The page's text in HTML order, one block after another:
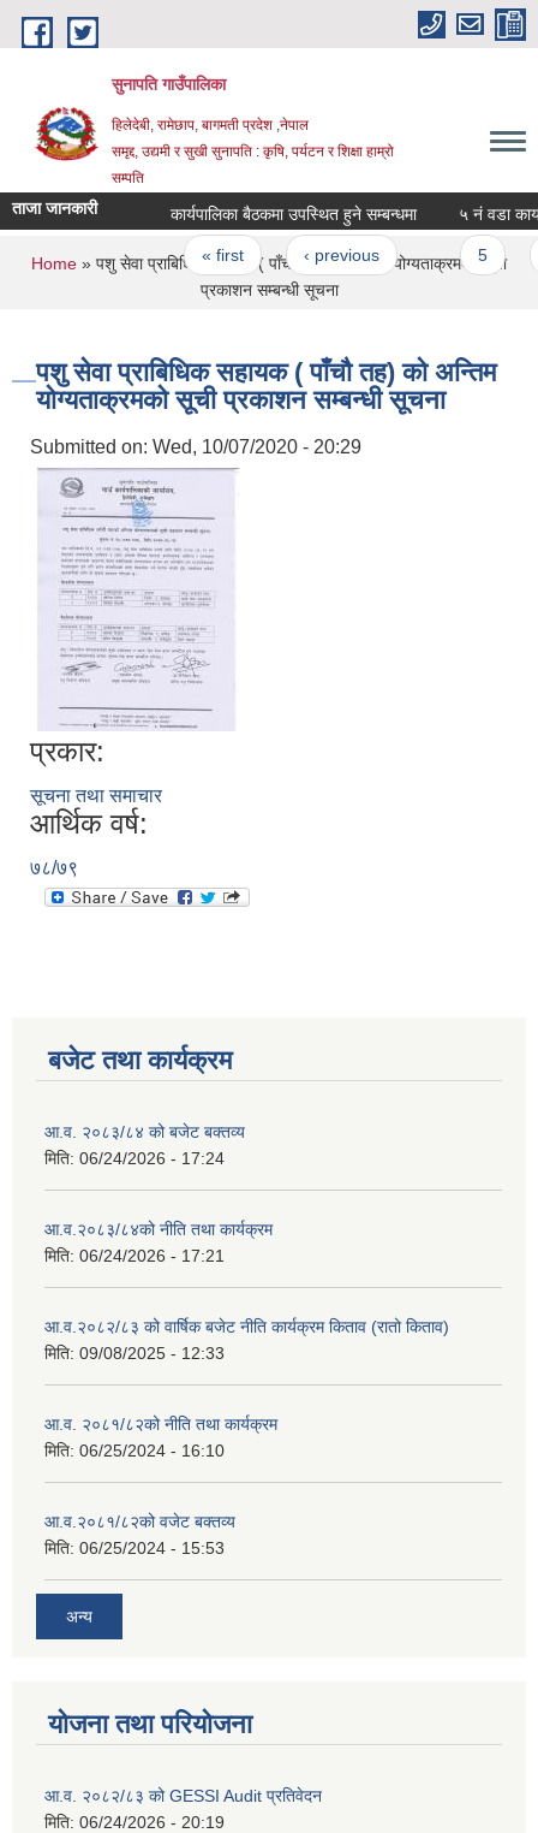
Skip to main content
सुनापति गाउँपालिका
हिलेदेबी, रामेछाप, बागमती प्रदेश ,नेपाल
समृद्द, उद्यमी र सुखी सुनापति : कृषि, पर्यटन र शिक्षा हाम्रो
सम्पति
ताजा जानकारी कार्यपालिका बैठकमा उपस्थित हुने सम्बन्धमा ५ नं वडा
Pages
« first ‹ previous … 5
You are here
Home » पशु सेवा प्राबिधिक सहायक ( पाँचौ तह) को अन्तिम योग्यताक्रमको सूची
प्रकाशन सम्बन्धी सूचना
पशु सेवा प्राबिधिक सहायक ( पाँचौ तह) को अन्तिम
योग्यताक्रमको सूची प्रकाशन सम्बन्धी सूचना
Submitted on: Wed, 10/07/2020 - 20:29
प्रकार:
सूचना तथा समाचार
आर्थिक वर्ष:
७८/७९
बजेट तथा कार्यक्रम
आ.व. २०८३/८४ को बजेट बक्तव्य
मिति: 06/24/2026 - 17:24
आ.व.२०८३/८४को नीति तथा कार्यक्रम
मिति: 06/24/2026 - 17:21
आ.व.२०८२/८३ को वार्षिक बजेट नीति कार्यक्रम किताव (रातो किताव)
मिति: 09/08/2025 - 12:33
आ.व. २०८१/८२को नीति तथा कार्यक्रम
मिति: 06/25/2024 - 16:10
आ.व.२०८१/८२को वजेट बक्तव्य
मिति: 06/25/2024 - 15:53
अन्य
योजना तथा परियोजना
आ.व. २०८२/८३ को GESSI Audit प्रतिवेदन
मिति: 06/24/2026 - 20:19